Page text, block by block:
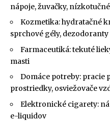
nápoje, žuvačky,
Kozmetika: hydratačné
sprchové gély, dezodoranty
Farmaceutiká: tekuté
masti
Domáce potreby: pracie
prostriedky, osviežovače
Elektronické cigarety:
e-liquidov